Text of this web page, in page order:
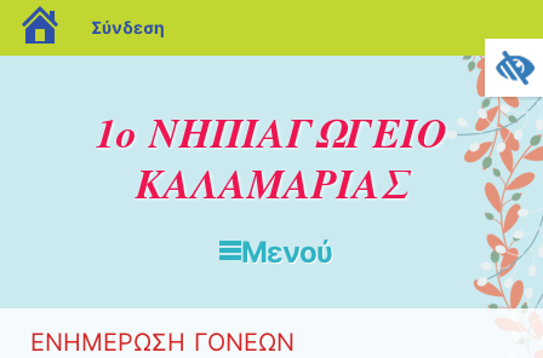
1ο ΝΗΠΙΑΓΩΓΕΙΟ
ΚΑΛΑΜΑΡΙΑΣ
Μενού
ΕΝΗΜΕΡΩΣΗ ΓΟΝΕΩΝ
blogs.sch.gr
Σύνδεση